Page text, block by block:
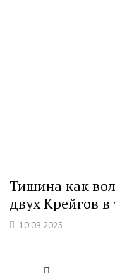
Тишина как
двух Крейгов в
10.03.2025